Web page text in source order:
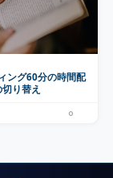
ング60分の時間配
り替え
0